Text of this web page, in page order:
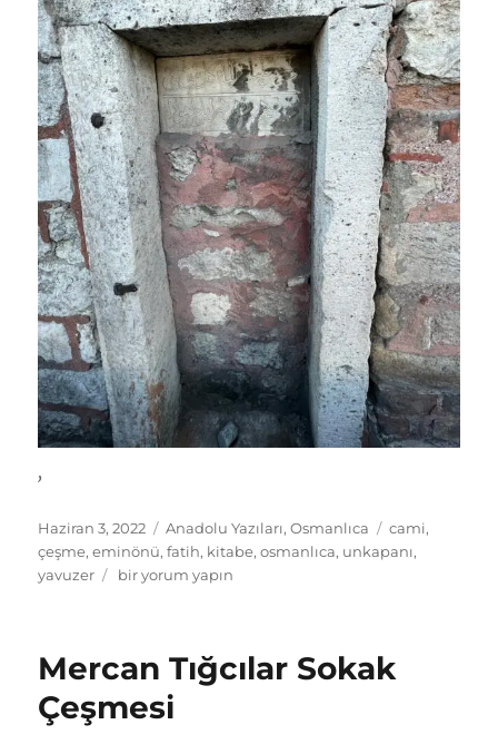
,
Yayın
tarihi
Haziran 3, 2022 Kategoriler
Anadolu Yazıları,Osmanlıca Etiketler
cami,
çeşme,eminönü,fatih, kitabe,osmanlıca, unkapanı,
yavuzer
Çeşme
için
bir yorum yapın
Mercan Tığcılar Sokak
Çeşmesi